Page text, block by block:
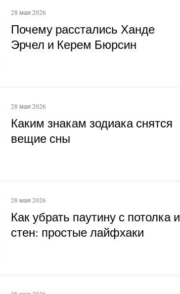
Почему расстались Ханде
Эрчел и Керем Бюрсин
28 мая 2026
Каким знакам зодиака снятся
вещие сны
28 мая 2026
Как убрать паутину с потолка и
стен: простые лайфхаки
28 мая 2026